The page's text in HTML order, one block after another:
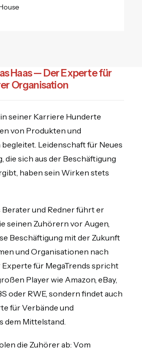
Haas — Der Experte für
Organisation
seiner Karriere Hunderte
von Produkten und
Leidenschaft für Neues
die sich aus der Beschäftigung
haben sein Wirken stets
Berater und Redner führt er
seinen Zuhörern vor Augen,
Beschäftigung mit der Zukunft
und Organisationen nach
für MegaTrends spricht
Player wie Amazon, eBay,
oder RWE, sondern findet auch
für Verbände und
dem Mittelstand.
die Zuhörer ab: Vom